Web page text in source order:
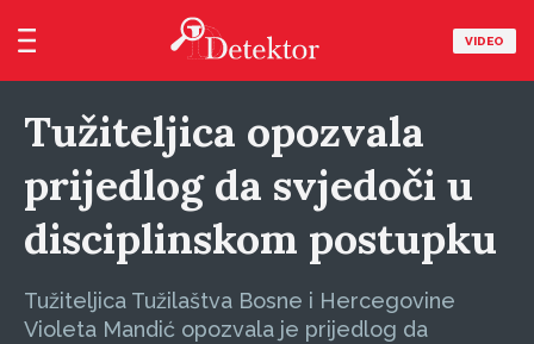
VIDEO
Tužiteljica opozvala
prijedlog da svjedoči u
disciplinskom postupku
Tužiteljica Tužilaštva Bosne i Hercegovine
Violeta Mandić opozvala je prijedlog da